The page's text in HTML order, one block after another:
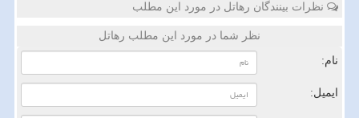
نظرات بینندگان رهاتل در مورد این مطلب
نظر شما در مورد این مطلب رهاتل
نام:
ایمیل: